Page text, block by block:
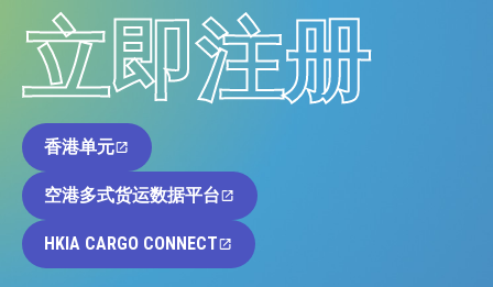
立即注册
香港单元
空港多式货运数据平台
HKIA CARGO CONNECT